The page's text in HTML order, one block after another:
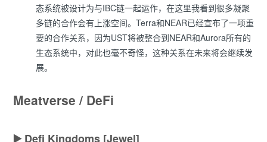
态系统被设计为与IBC链一起运作，在这里我看到很多凝聚
多链的合作会有上涨空间。Terra和NEAR已经宣布了一项重
要的合作关系，因为UST将被整合到NEAR和Aurora所有的
生态系统中，对此也毫不奇怪，这种关系在未来将会继续发
展。
Meatverse / DeFi
▶️ Defi Kingdoms [Jewel]